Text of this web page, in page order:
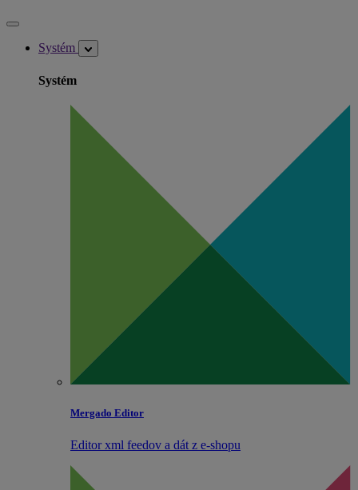
Systém
Systém
Mergado Editor
Editor xml feedov a dát z e‑shopu